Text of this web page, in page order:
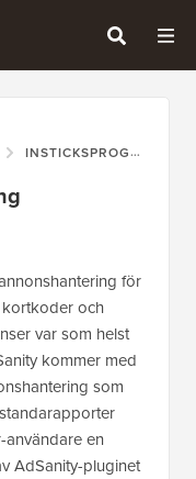
INSTICKSPROGRAM
för
och
var som helst
kommer med
som
användare en
AdSanity-pluginet